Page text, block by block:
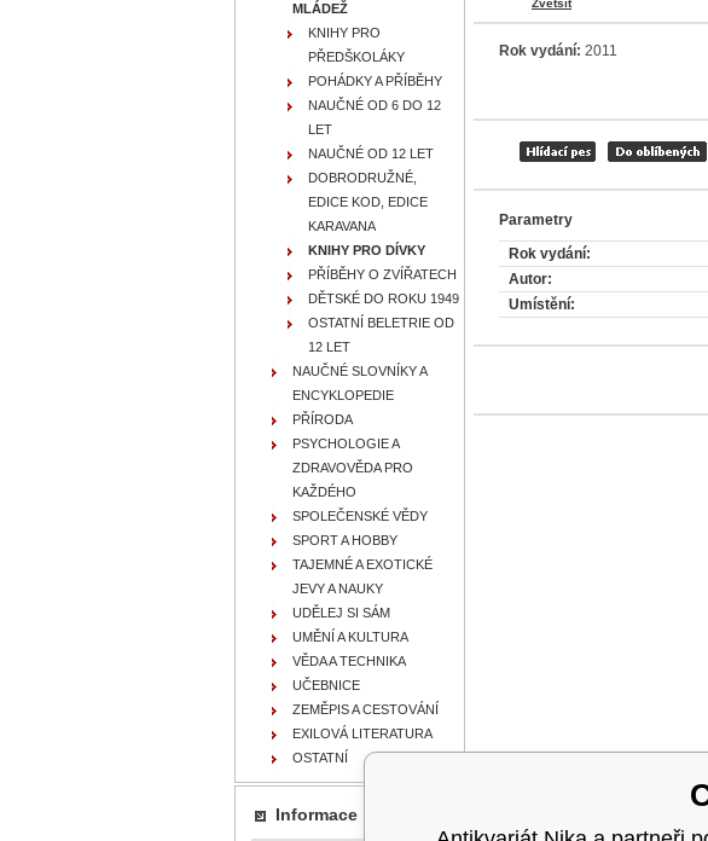
Zvětšit
Rok vydání: 2011
Parametry
Rok vydání:
Autor:
Umístění:
MLÁDEŽ
KNIHY PRO
PŘEDŠKOLÁKY
POHÁDKY A PŘÍBĚHY
NAUČNÉ OD 6 DO 12
LET
NAUČNÉ OD 12 LET
DOBRODRUŽNÉ,
EDICE KOD, EDICE
KARAVANA
KNIHY PRO DÍVKY
PŘÍBĚHY O ZVÍŘATECH
DĚTSKÉ DO ROKU 1949
OSTATNÍ BELETRIE OD
12 LET
NAUČNÉ SLOVNÍKY A
ENCYKLOPEDIE
PŘÍRODA
PSYCHOLOGIE A
ZDRAVOVĚDA PRO
KAŽDÉHO
SPOLEČENSKÉ VĚDY
SPORT A HOBBY
TAJEMNÉ A EXOTICKÉ
JEVY A NAUKY
UDĚLEJ SI SÁM
UMĚNÍ A KULTURA
VĚDA A TECHNIKA
UČEBNICE
ZEMĚPIS A CESTOVÁNÍ
EXILOVÁ LITERATURA
OSTATNÍ
Informace